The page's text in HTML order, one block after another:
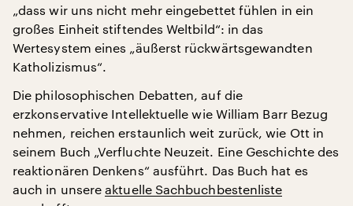
„dass wir uns nicht mehr eingebettet fühlen in ein
großes Einheit stiftendes Weltbild“: in das
Wertesystem eines „äußerst rückwärtsgewandten
Katholizismus“.
Die philosophischen Debatten, auf die
erzkonservative Intellektuelle wie William Barr Bezug
nehmen, reichen erstaunlich weit zurück, wie Ott in
seinem Buch „Verfluchte Neuzeit. Eine Geschichte des
reaktionären Denkens“ ausführt. Das Buch hat es
auch in unsereaktuelle Sachbuchbestenliste